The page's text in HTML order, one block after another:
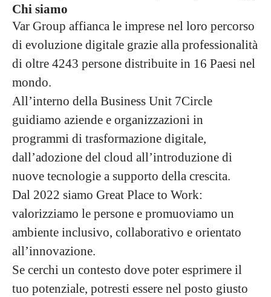
Chi siamo
Var Group affianca le imprese nel loro percorso
di evoluzione digitale grazie alla professionalità
di oltre 4243 persone distribuite in 16 Paesi nel
mondo.
All’interno della Business Unit 7Circle
guidiamo aziende e organizzazioni in
programmi di trasformazione digitale,
dall’adozione del cloud all’introduzione di
nuove tecnologie a supporto della crescita.
Dal 2022 siamo Great Place to Work:
valorizziamo le persone e promuoviamo un
ambiente inclusivo, collaborativo e orientato
all’innovazione.
Se cerchi un contesto dove poter esprimere il
tuo potenziale, potresti essere nel posto giusto